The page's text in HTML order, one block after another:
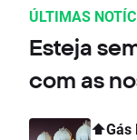
ÚLTIMAS
Esteja
com as
⬆️Gás